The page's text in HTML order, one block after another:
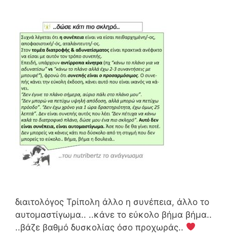
διαιτολόγος Τρίπολη άλλο η συνέπεια, άλλο το
αυτομαστίγωμα.. ..κάνε το εύκολο βήμα βήμα..
..βάζε βαθμό δυσκολίας όσο προχωράς..